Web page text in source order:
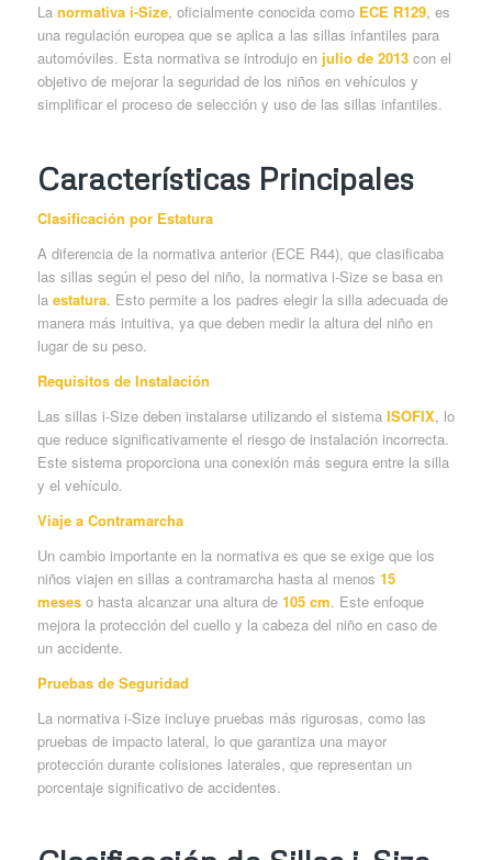
La normativa i-Size, oficialmente conocida como ECE R129, es
una regulación europea que se aplica a las sillas infantiles para
automóviles. Esta normativa se introdujo en julio de 2013con el
objetivo de mejorar la seguridad de los niños en vehículos y
simplificar el proceso de selección y uso de las sillas infantiles.
Características Principales
Clasificación por Estatura
A diferencia de la normativa anterior (ECE R44), que clasificaba
las sillas según el peso del niño, la normativa i-Size se basa en
la estatura. Esto permite a los padres elegir la silla adecuada de
manera más intuitiva, ya que deben medir la altura del niño en
lugar de su peso.
Requisitos de Instalación
Las sillas i-Size deben instalarse utilizando el sistema ISOFIX, lo
que reduce significativamente el riesgo de instalación incorrecta.
Este sistema proporciona una conexión más segura entre la silla
y el vehículo.
Viaje a Contramarcha
Un cambio importante en la normativa es que se exige que los
niños viajen en sillas a contramarcha hasta al menos 15
meseso hasta alcanzar una altura de 105 cm. Este enfoque
mejora la protección del cuello y la cabeza del niño en caso de
un accidente.
Pruebas de Seguridad
La normativa i-Size incluye pruebas más rigurosas, como las
pruebas de impacto lateral, lo que garantiza una mayor
protección durante colisiones laterales, que representan un
porcentaje significativo de accidentes.